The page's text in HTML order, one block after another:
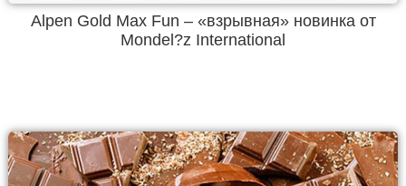
Alpen Gold Max Fun – «взрывная» новинка от
Mondel?z International